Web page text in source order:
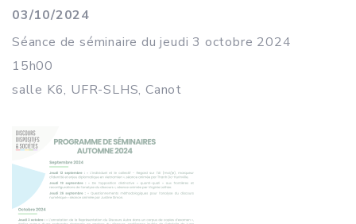
03/10/2024
Séance de séminaire dujeudi 3 octobre 2024
15h00
salle K6, UFR-SLHS, Canot